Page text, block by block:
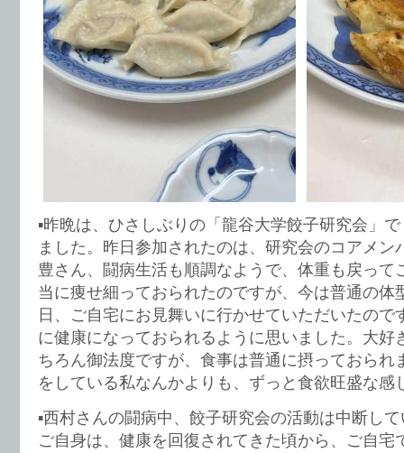
▪️昨晩は、ひさしぶりの「龍谷大学餃子研究会」
ました。昨日参加されたのは、研究会のコアメン
豊さん、闘病生活も順調なようで、体重も戻って
当に痩せ細っておられたのですが、今は普通の体
日、ご自宅にお見舞いに行かせていただいたので
に健康になっておられるように思いました。大好
ちろん御法度ですが、食事は普通に摂っておられ
をしている私なんかよりも、ずっと食欲旺盛な感
▪️西村さんの闘病中、餃子研究会の活動は中断し
ご自身は、健康を回復されてきた頃から、ご自宅